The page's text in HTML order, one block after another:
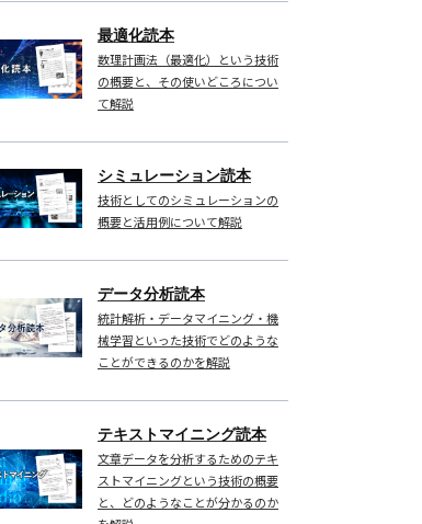
最適化読本
数理計画法（最適化）という技術
の概要と、その使いどころについ
て解説
シミュレーション読本
技術としてのシミュレーションの
概要と活用例について解説
データ分析読本
統計解析・データマイニング・機
械学習といった技術でどのような
ことができるのかを解説
テキストマイニング読本
文章データを分析するためのテキ
ストマイニングという技術の概要
と、どのようなことが分かるのか